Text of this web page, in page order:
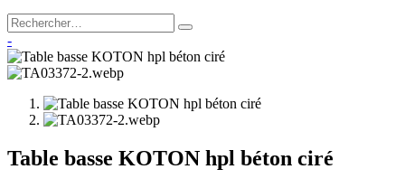
-
Table basse KOTON hpl béton ciré